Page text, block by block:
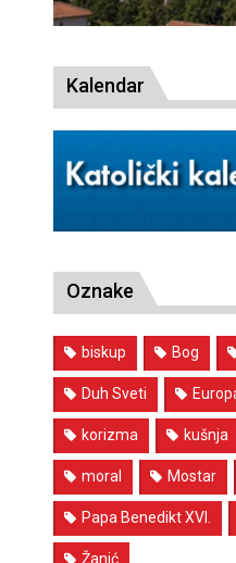
Kalendar
Oznake
biskup Bog
Duh Sveti
korizma kušnja
moral Mostar
Papa Benedikt XVI.
Žanić